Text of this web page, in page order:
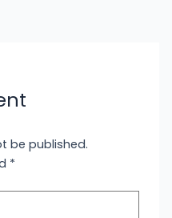
be published.
*